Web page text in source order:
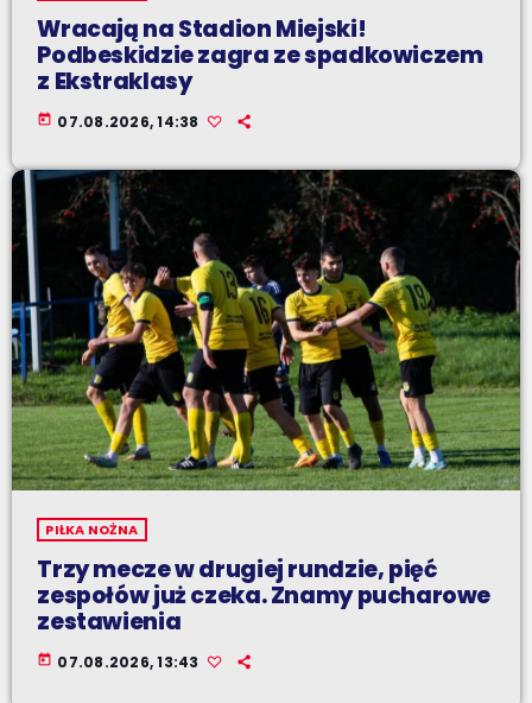
Wracają na Stadion Miejski!
Podbeskidzie zagra ze spadkowiczem
z Ekstraklasy
today 07.08.2026, 14:38
PIŁKA NOŻNA
Trzy mecze w drugiej rundzie, pięć
zespołów już czeka. Znamy pucharowe
zestawienia
today 07.08.2026, 13:43